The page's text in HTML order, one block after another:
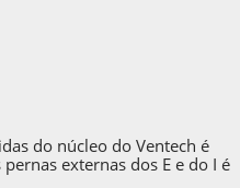
do núcleo do Ventech é
externas dos E e do I é